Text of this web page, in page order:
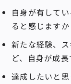
自身が有して
ると感じますか
新たな経験、
ど、自身が成
達成したいと